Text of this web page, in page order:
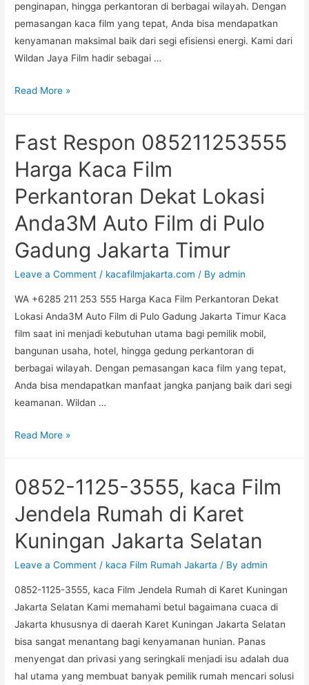
Jatinegara
Kaum
Jakarta
penginapan, hingga perkantoran di berbagai wilayah. Dengan
pemasangan kaca film yang tepat, Anda bisa mendapatkan
kenyamanan maksimal baik dari segi efisiensi energi. Kami dari
Wildan Jaya Film hadir sebagai …
Fast
211-
253-
555
Jasa
Film
Mobil
CPF1
di
Rawamangun
Jakarta
Timur
Read More »
Fast Respon 085211253555
Harga Kaca Film
Perkantoran Dekat Lokasi
Anda3M Auto Film di Pulo
Gadung Jakarta Timur
Leave a Comment / kacafilmjakarta.com / Byadmin
WA +6285 211 253 555 Harga Kaca Film Perkantoran Dekat
Lokasi Anda3M Auto Film di Pulo Gadung Jakarta Timur Kaca
film saat ini menjadi kebutuhan utama bagi pemilik mobil,
bangunan usaha, hotel, hingga gedung perkantoran di
berbagai wilayah. Dengan pemasangan kaca film yang tepat,
Anda bisa mendapatkan manfaat jangka panjang baik dari segi
keamanan. Wildan …
Fast
Harga
Film
Perkantoran
Lokasi
Anda3M
Auto
Film
di
Pulo
Gadung
Read More »
0852-1125-3555, kaca Film
Jendela Rumah di Karet
Kuningan Jakarta Selatan
Leave a Comment / kaca Film Rumah Jakarta / Byadmin
0852-1125-3555, kaca Film Jendela Rumah di Karet Kuningan
Jakarta Selatan Kami memahami betul bagaimana cuaca di
Jakarta khususnya di daerah Karet Kuningan Jakarta Selatan
bisa sangat menantang bagi kenyamanan hunian. Panas
menyengat dan privasi yang seringkali menjadi isu adalah dua
hal utama yang membuat banyak pemilik rumah mencari solusi